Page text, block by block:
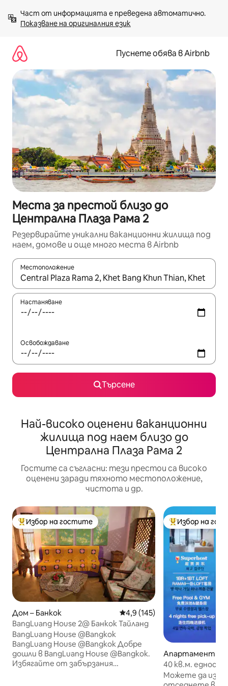
към
съдържанието
Показване на оригиналния език
Пуснете обява в Airbnb
Места за престой близо до
Централна Плаза Рама 2
Резервирайте уникални ваканционни жилища под
наем, домове и още много места в Airbnb
Местоположение
Когато резултатите се покажат, използвайте
Настаняване
Освобождаване
Търсене
Най-високо оценени ваканционни
жилища под наем близо до
Централна Плаза Рама 2
Гостите са съгласни: тези престои са високо
оценени заради тяхното местоположение,
чистота и др.
Най-популярен избор на гостите
Избор на гостите
Дом – Банкок Средна оценка: 4,9 от 5,
4,9 (145)
BangLuang House 2@ Банкок Тайланд
BangLuang House @Bangkok
BangLuang House @Bangkok Добре
дошли в BangLuang House @Bangkok.
Избягайте от забързания
Най-популярен
Избор на
Апартамент –
ng
40 кв.м.
вана и балкон
на покрива/
Можете да